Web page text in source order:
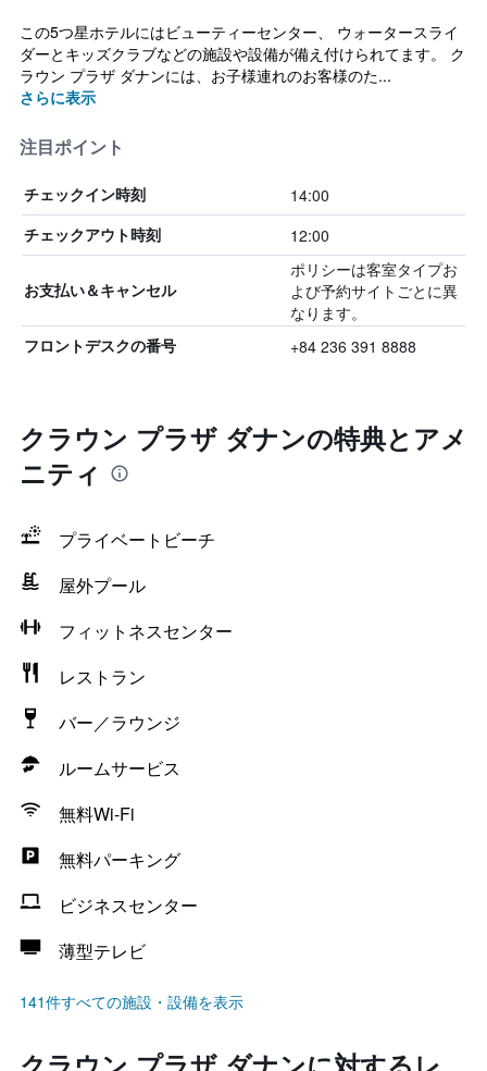
この5つ星ホテルにはビューティーセンター、 ウォータースライ
ダーとキッズクラブなどの施設や設備が備え付けられてます。 ク
ラウン プラザ ダナンには、お子様連れのお客様のた...
さらに表示
注目ポイント
チェックイン時刻 14:00
チェックアウト時刻 12:00
お支払い＆キャンセル
ポリシーは客室タイプお
よび予約サイトごとに異
なります。
フロントデスクの番号 +84 236 391 8888
クラウン プラザ ダナンの特典とアメ
ニティ
プライベートビーチ
屋外プール
フィットネスセンター
レストラン
バー／ラウンジ
ルームサービス
無料Wi-Fi
無料パーキング
ビジネスセンター
薄型テレビ
141件すべての施設・設備を表示